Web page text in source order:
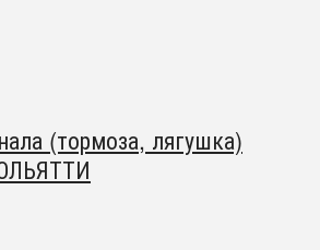
(тормоза, лягушка)